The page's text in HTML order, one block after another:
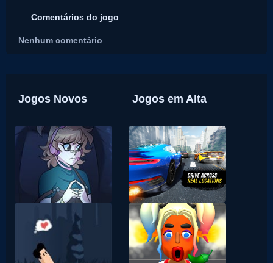
Comentários do jogo
Nenhum comentário
Jogos Novos Jogos em Alta